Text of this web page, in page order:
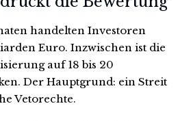
handelten Investoren
Euro. Inzwischen ist die
auf 18 bis 20
Der Hauptgrund: ein Streit
Vetorechte.